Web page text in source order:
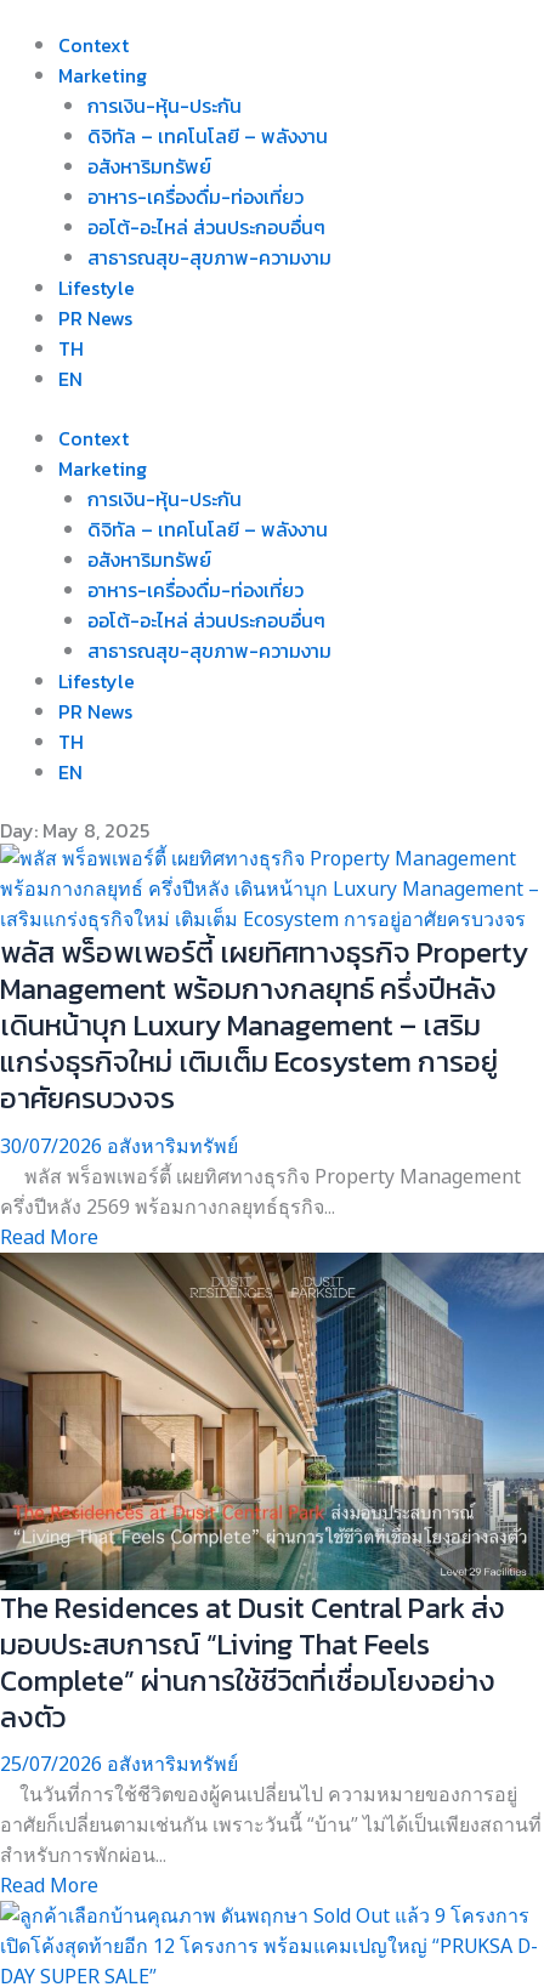
content
Context
Marketing
การเงิน-หุ้น-ประกัน
ดิจิทัล – เทคโนโลยี – พลังงาน
อสังหาริมทรัพย์
อาหาร-เครื่องดื่ม-ท่องเที่ยว
ออโต้-อะไหล่ ส่วนประกอบอื่นๆ
สาธารณสุข-สุขภาพ-ความงาม
Lifestyle
PR News
TH
EN
Context
Marketing
การเงิน-หุ้น-ประกัน
ดิจิทัล – เทคโนโลยี – พลังงาน
อสังหาริมทรัพย์
อาหาร-เครื่องดื่ม-ท่องเที่ยว
ออโต้-อะไหล่ ส่วนประกอบอื่นๆ
สาธารณสุข-สุขภาพ-ความงาม
Lifestyle
PR News
TH
EN
Day: May 8, 2025
พลัส พร็อพเพอร์ตี้ เผยทิศทางธุรกิจ Property
Management พร้อมกางกลยุทธ์ ครึ่งปีหลัง
เดินหน้าบุก Luxury Management – เสริม
แกร่งธุรกิจใหม่ เติมเต็ม Ecosystem การอยู่
อาศัยครบวงจร
30/07/2026 อสังหาริมทรัพย์
พลัส พร็อพเพอร์ตี้ เผยทิศทางธุรกิจ Property Management
ครึ่งปีหลัง 2569 พร้อมกางกลยุทธ์ธุรกิจ...
Read More
The Residences at Dusit Central Park ส่ง
มอบประสบการณ์ “Living That Feels
Complete” ผ่านการใช้ชีวิตที่เชื่อมโยงอย่าง
ลงตัว
25/07/2026 อสังหาริมทรัพย์
ในวันที่การใช้ชีวิตของผู้คนเปลี่ยนไป ความหมายของการอยู่
อาศัยก็เปลี่ยนตามเช่นกัน เพราะวันนี้ “บ้าน” ไม่ได้เป็นเพียงสถานที่
สำหรับการพักผ่อน...
Read More